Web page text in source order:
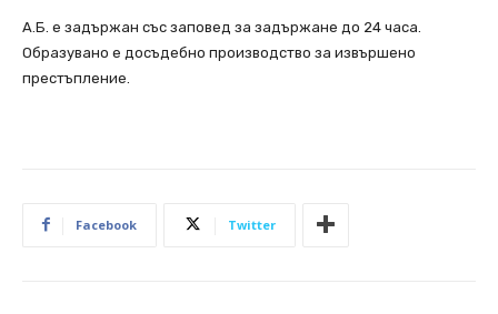
А.Б. е задържан със заповед за задържане до 24 часа.
Образувано е досъдебно производство за извършено
престъпление.
Facebook Twitter